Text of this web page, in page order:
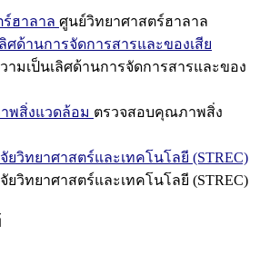
ฮาลาล ศูนย์วิทยาศาสตร์ฮาลาล
ศด้านการจัดการสารและของเสีย
ามเป็นเลิศด้านการจัดการสารและของ
พสิ่งแวดล้อม ตรวจสอบคุณภาพสิ่ง
ยวิทยาศาสตร์และเทคโนโลยี (STREC)
ยวิทยาศาสตร์และเทคโนโลยี (STREC)